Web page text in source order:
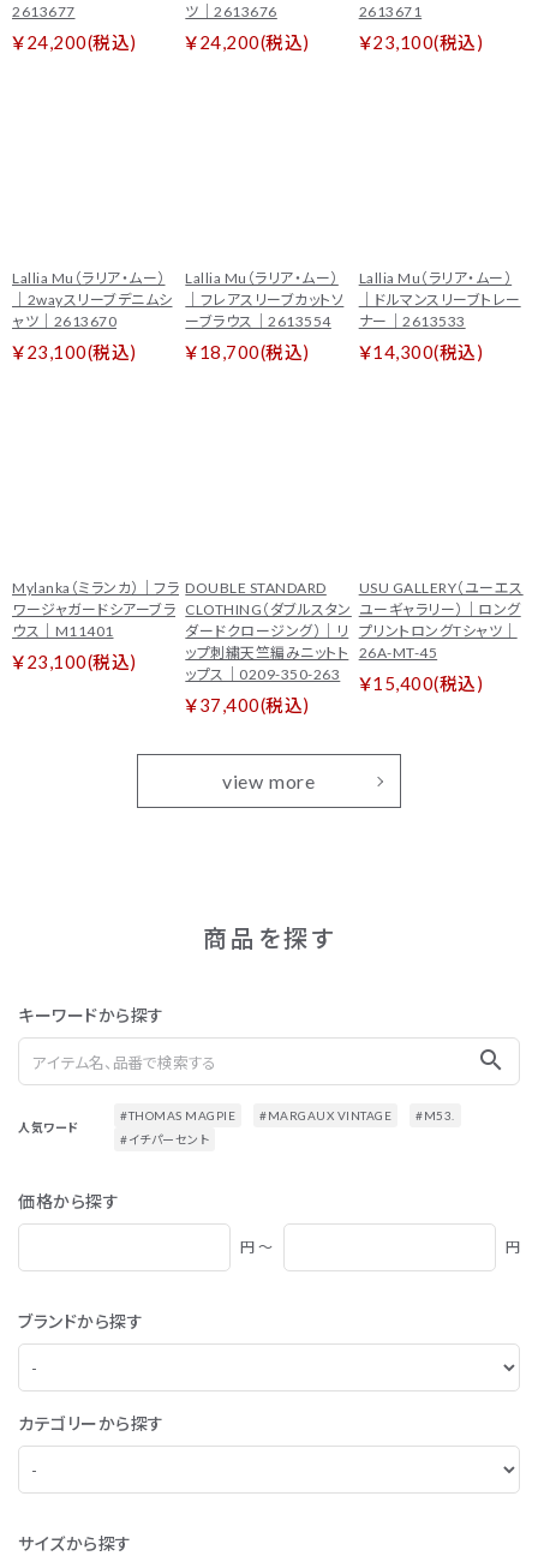
2613677
￥24,200(税込)
ツ｜2613676
￥24,200(税込)
2613671
￥23,100(税込)
Lallia Mu（ラリア・ムー）
｜2wayスリーブデニムシ
ャツ｜2613670
￥23,100(税込)
Lallia Mu（ラリア・ムー）
｜フレアスリーブカットソ
ーブラウス｜2613554
￥18,700(税込)
Lallia Mu（ラリア・ムー）
｜ドルマンスリーブトレー
ナー｜2613533
￥14,300(税込)
Mylanka（ミランカ）｜フラ
ワージャガードシアーブラ
ウス｜M11401
￥23,100(税込)
DOUBLE STANDARD
CLOTHING（ダブルスタン
ダードクロージング）｜リ
ップ刺繍天竺編みニットト
ップス｜0209-350-263
￥37,400(税込)
USU GALLERY（ユーエス
ユーギャラリー）｜ロング
プリントロングTシャツ｜
26A-MT-45
￥15,400(税込)
view more
商品を探す
キーワードから探す
search
人気ワード
#THOMAS MAGPIE #MARGAUX VINTAGE
#M53.
#イチパーセント
価格から探す
円 ～ 円
ブランドから探す
カテゴリーから探す
サイズから探す